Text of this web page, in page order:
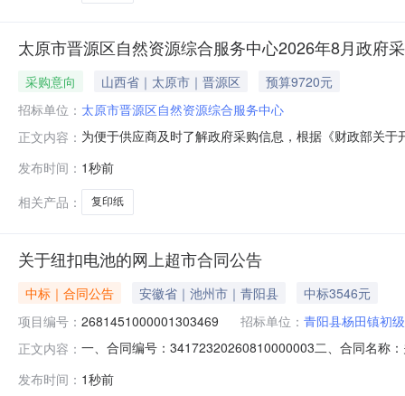
太原市晋源区自然资源综合服务中心2026年8月政府
采购意向 山西省｜太原市｜晋源区
预算9720元
招标单位： 太原市晋源区自然资源综合服务中心
正文内容： 为便于供应商及时了解政府采购信息，根据《财政部关
年09月是在职人员一般公用经费本次公开的采购意向是
发布时间： 1秒前
相关产品：
复印纸
关于纽扣电池的网上超市合同公告
中标｜合同公告 安徽省｜池州市｜青阳县
中标3546元
项目编号： 2681451000001303469 招标单位： 青阳县杨田镇初
正文内容： 一、合同编号：34172320260810000003二、合同名称
徽省池州市青阳县蓉城镇中天花园南大门西侧24-7号联
发布时间： 1秒前